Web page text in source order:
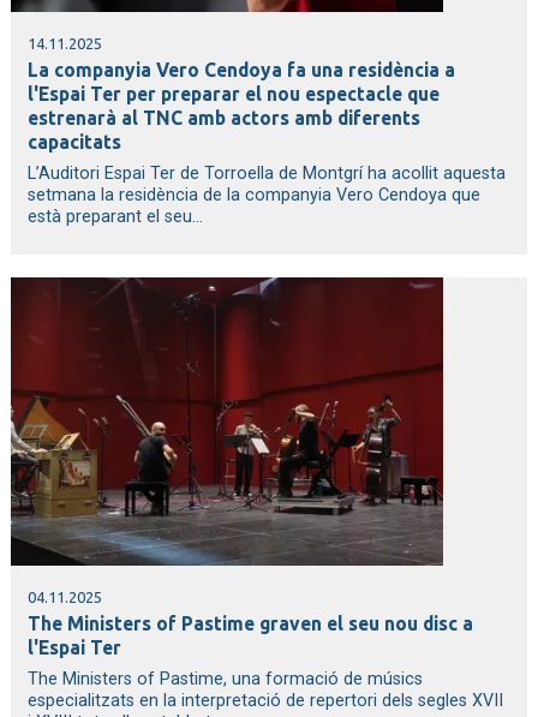
14.11.2025
La companyia Vero Cendoya fa una residència a
l'Espai Ter per preparar el nou espectacle que
estrenarà al TNC amb actors amb diferents
capacitats
L’Auditori Espai Ter de Torroella de Montgrí ha acollit aquesta
setmana la residència de la companyia Vero Cendoya que
està preparant el seu...
04.11.2025
The Ministers of Pastime graven el seu nou disc a
l'Espai Ter
The Ministers of Pastime, una formació de músics
especialitzats en la interpretació de repertori dels segles XVII